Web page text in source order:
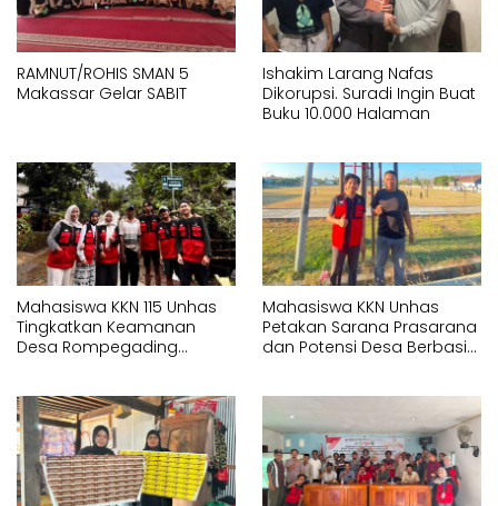
RAMNUT/ROHIS SMAN 5
Makassar Gelar SABIT
Ishakim Larang Nafas
Dikorupsi. Suradi Ingin Buat
Buku 10.000 Halaman
Mahasiswa KKN 115 Unhas
Tingkatkan Keamanan
Desa Rompegading
Jalan
Mahasiswa KKN Unhas
Petakan Sarana Prasarana
dan Potensi Desa Berbasis